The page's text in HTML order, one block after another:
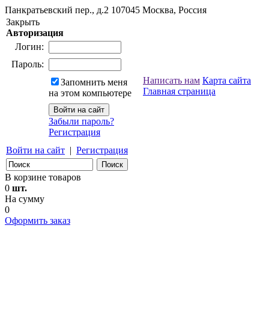
Панкратьевский пер., д.2 107045 Москва, Россия
Закрыть
Авторизация
Логин:
Пароль:
Запомнить меня
на этом компьютере
Забыли пароль?
Регистрация
Войти на сайт | Регистрация
Написать нам Карта сайта
Главная страница
В корзине товаров
0 шт.
На сумму
0
Оформить заказ